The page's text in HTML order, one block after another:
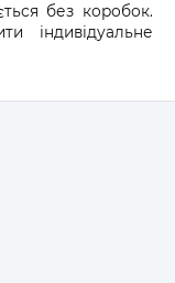
без коробок.
індивідуальне